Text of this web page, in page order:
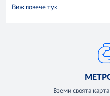
Виж повече тук
Вземи своята карта